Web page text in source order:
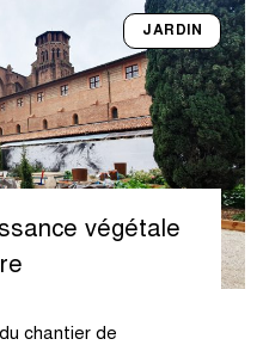
JARDIN
végétale
chantier de